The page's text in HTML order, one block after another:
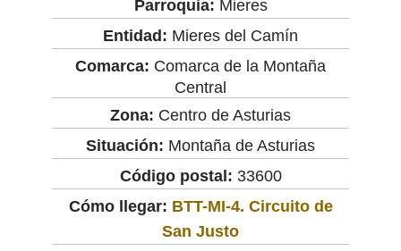
Parroquia: Mieres
Entidad: Mieres del Camín
Comarca: Comarca de la Montaña
Central
Zona: Centro de Asturias
Situación: Montaña de Asturias
Código postal: 33600
Cómo llegar: BTT-MI-4. Circuito de
San Justo